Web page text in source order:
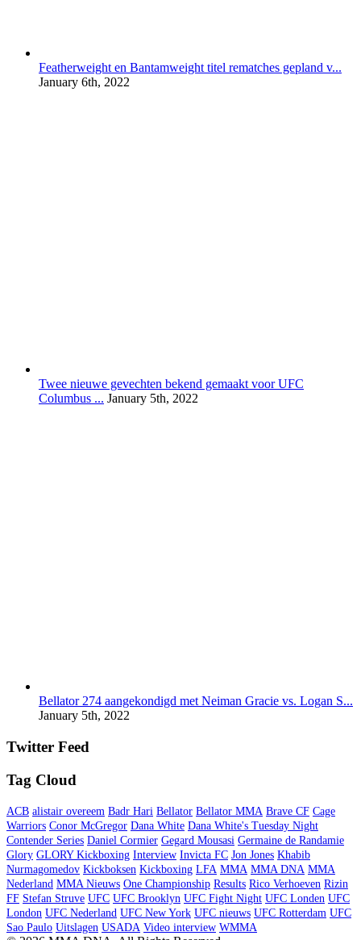
Featherweight en Bantamweight titel rematches gepland v...
January 6th, 2022
Twee nieuwe gevechten bekend gemaakt voor UFC
Columbus ... January 5th, 2022
Bellator 274 aangekondigd met Neiman Gracie vs. Logan S...
January 5th, 2022
Twitter Feed
Tag Cloud
ACB alistair overeem Badr Hari Bellator Bellator MMA Brave CF Cage
Warriors Conor McGregor Dana White Dana White's Tuesday Night
Contender Series Daniel Cormier Gegard Mousasi Germaine de Randamie
Glory GLORY Kickboxing Interview Invicta FC Jon Jones Khabib
Nurmagomedov Kickboksen Kickboxing LFA MMA MMA DNA MMA
Nederland MMA Nieuws One Championship Results Rico Verhoeven Rizin
FF Stefan Struve UFC UFC Brooklyn UFC Fight Night UFC Londen UFC
London UFC Nederland UFC New York UFC nieuws UFC Rotterdam UFC
Sao Paulo Uitslagen USADA Video interview WMMA